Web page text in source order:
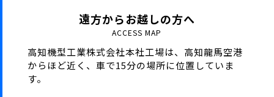
遠方からお越しの方へ
ACCESS MAP
⾼知機型⼯業株式会社本社⼯場は、⾼知⿓⾺空港
からほど近く、 ⾞で15分の場所に位置していま
す。